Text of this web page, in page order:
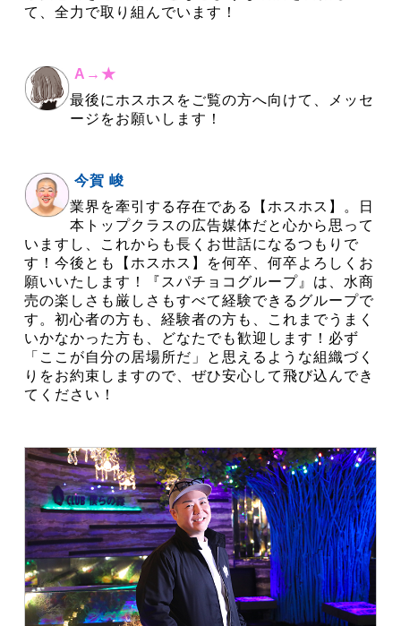
て、全力で取り組んでいます！
A→★
最後にホスホスをご覧の方へ向けて、メッセ
ージをお願いします！
今賀 峻
業界を牽引する存在である【ホスホス】。日
本トップクラスの広告媒体だと心から思って
いますし、これからも長くお世話になるつもりで
す！今後とも【ホスホス】を何卒、何卒よろしくお
願いいたします！『スパチョコグループ』は、水商
売の楽しさも厳しさもすべて経験できるグループで
す。初心者の方も、経験者の方も、これまでうまく
いかなかった方も、どなたでも歓迎します！必ず
「ここが自分の居場所だ」と思えるような組織づく
りをお約束しますので、ぜひ安心して飛び込んでき
てください！